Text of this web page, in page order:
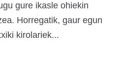
gure ikasle ohiekin
Horregatik, gaur egun
kirolariek...